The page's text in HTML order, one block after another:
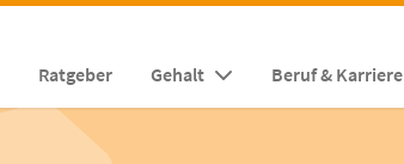
Ratgeber Gehalt Beruf & Karriere